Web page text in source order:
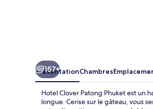
157+
PrésentationChambres
Hotel Clover Patong Phuket est un
longue. Cerise sur le gâteau, vous